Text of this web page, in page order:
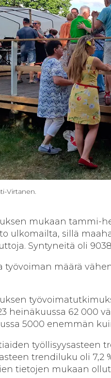
Virtanen.
mukaan tammi-
ulkomailta, sillä
Syntyneitä oli
työvoiman määrä
heinäkuussa 62 000
5000 enemmän
työllisyysasteen
trendiluku oli 7,2
tietojen mukaan ollut